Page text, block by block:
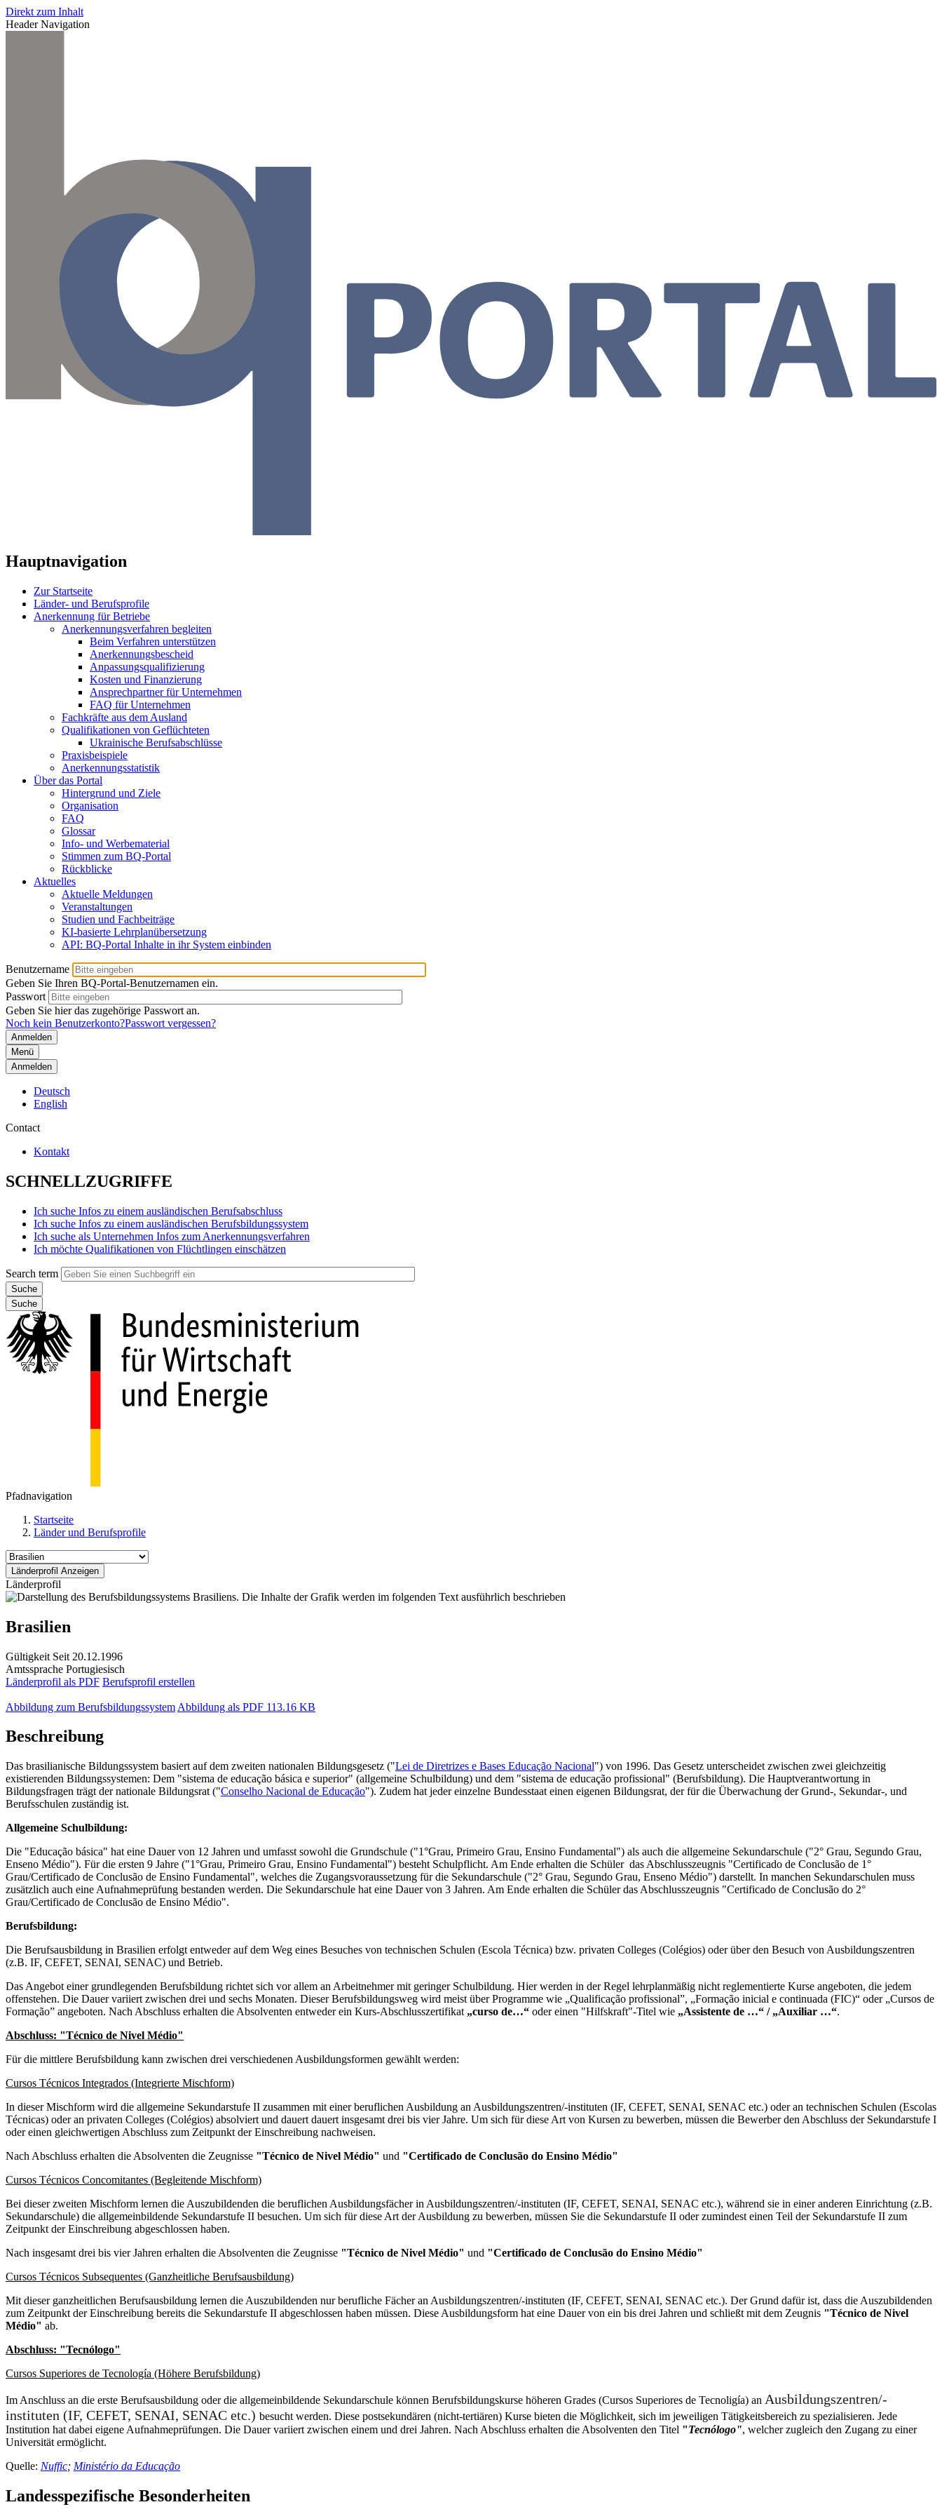
Direkt zum Inhalt
Header Navigation
Hauptnavigation
Zur Startseite
Länder- und Berufsprofile
Anerkennung für Betriebe
Anerkennungsverfahren begleiten
Beim Verfahren unterstützen
Anerkennungsbescheid
Anpassungsqualifizierung
Kosten und Finanzierung
Ansprechpartner für Unternehmen
FAQ für Unternehmen
Fachkräfte aus dem Ausland
Qualifikationen von Geflüchteten
Ukrainische Berufsabschlüsse
Praxisbeispiele
Anerkennungsstatistik
Über das Portal
Hintergrund und Ziele
Organisation
FAQ
Glossar
Info- und Werbematerial
Stimmen zum BQ-Portal
Rückblicke
Aktuelles
Aktuelle Meldungen
Veranstaltungen
Studien und Fachbeiträge
KI-basierte Lehrplanübersetzung
API: BQ-Portal Inhalte in ihr System einbinden
Benutzername
Geben Sie Ihren BQ-Portal-Benutzernamen ein.
Passwort
Geben Sie hier das zugehörige Passwort an.
Noch kein Benutzerkonto?Passwort vergessen?
Menü
Anmelden
Deutsch
English
Contact
Kontakt
SCHNELLZUGRIFFE
Ich suche Infos zu einem ausländischen Berufsabschluss
Ich suche Infos zu einem ausländischen Berufsbildungssystem
Ich suche als Unternehmen Infos zum Anerkennungsverfahren
Ich möchte Qualifikationen von Flüchtlingen einschätzen
Search term
Suche
Pfadnavigation
Startseite
Länder und Berufsprofile
Länderprofil
Brasilien
Gültigkeit Seit 20.12.1996
Amtssprache Portugiesisch
Länderprofil als PDF Berufsprofil erstellen
Abbildung zum Berufsbildungssystem Abbildung als PDF 113.16 KB
Beschreibung
Das brasilianische Bildungssystem basiert auf dem zweiten nationalen Bildungsgesetz ("Lei de Diretrizes e Bases Educação Nacional") von 1996. Das Gesetz unterscheidet zwischen zwei gleichzeitig
existierenden Bildungssystemen: Dem "sistema de educação básica e superior" (allgemeine Schulbildung) und dem "sistema de educação profissional" (Berufsbildung). Die Hauptverantwortung in
Bildungsfragen trägt der nationale Bildungsrat ("Conselho Nacional de Educação"). Zudem hat jeder einzelne Bundesstaat einen eigenen Bildungsrat, der für die Überwachung der Grund-, Sekundar-, und
Berufsschulen zuständig ist.
Allgemeine Schulbildung:
Die "Educação básica" hat eine Dauer von 12 Jahren und umfasst sowohl die Grundschule ("1°Grau, Primeiro Grau, Ensino Fundamental") als auch die allgemeine Sekundarschule ("2° Grau, Segundo Grau,
Enseno Médio"). Für die ersten 9 Jahre ("1°Grau, Primeiro Grau, Ensino Fundamental") besteht Schulpflicht. Am Ende erhalten die Schüler das Abschlusszeugnis "Certificado de Conclusão de 1°
Grau/Certificado de Conclusão de Ensino Fundamental", welches die Zugangsvoraussetzung für die Sekundarschule ("2° Grau, Segundo Grau, Enseno Médio") darstellt. In manchen Sekundarschulen muss
zusätzlich auch eine Aufnahmeprüfung bestanden werden. Die Sekundarschule hat eine Dauer von 3 Jahren. Am Ende erhalten die Schüler das Abschlusszeugnis "Certificado de Conclusão do 2°
Grau/Certificado de Conclusão de Ensino Médio".
Berufsbildung:
Die Berufsausbildung in Brasilien erfolgt entweder auf dem Weg eines Besuches von technischen Schulen (Escola Técnica) bzw. privaten Colleges (Colégios) oder über den Besuch von Ausbildungszentren
(z.B. IF, CEFET, SENAI, SENAC) und Betrieb.
Das Angebot einer grundlegenden Berufsbildung richtet sich vor allem an Arbeitnehmer mit geringer Schulbildung. Hier werden in der Regel lehrplanmäßig nicht reglementierte Kurse angeboten, die jedem
offenstehen. Die Dauer variiert zwischen drei und sechs Monaten. Dieser Berufsbildungsweg wird meist über Programme wie „Qualificação profissional”, „Formação inicial e continuada (FIC)“ oder „Cursos de
Formação” angeboten. Nach Abschluss erhalten die Absolventen entweder ein Kurs-Abschlusszertifikat „curso de…“ oder einen "Hilfskraft"-Titel wie „Assistente de …“ / „Auxiliar …“.
Abschluss: "Técnico de Nivel Médio"
Für die mittlere Berufsbildung kann zwischen drei verschiedenen Ausbildungsformen gewählt werden:
Cursos Técnicos Integrados (Integrierte Mischform)
In dieser Mischform wird die allgemeine Sekundarstufe II zusammen mit einer beruflichen Ausbildung an Ausbildungszentren/-instituten (IF, CEFET, SENAI, SENAC etc.) oder an technischen Schulen (Escolas
Técnicas) oder an privaten Colleges (Colégios) absolviert und dauert dauert insgesamt drei bis vier Jahre. Um sich für diese Art von Kursen zu bewerben, müssen die Bewerber den Abschluss der Sekundarstufe I
oder einen gleichwertigen Abschluss zum Zeitpunkt der Einschreibung nachweisen.
Nach Abschluss erhalten die Absolventen die Zeugnisse "Técnico de Nivel Médio" und "Certificado de Conclusão do Ensino Médio"
Cursos Técnicos Concomitantes (Begleitende Mischform)
Bei dieser zweiten Mischform lernen die Auszubildenden die beruflichen Ausbildungsfächer in Ausbildungszentren/-instituten (IF, CEFET, SENAI, SENAC etc.), während sie in einer anderen Einrichtung (z.B.
Sekundarschule) die allgemeinbildende Sekundarstufe II besuchen. Um sich für diese Art der Ausbildung zu bewerben, müssen Sie die Sekundarstufe II oder zumindest einen Teil der Sekundarstufe II zum
Zeitpunkt der Einschreibung abgeschlossen haben.
Nach insgesamt drei bis vier Jahren erhalten die Absolventen die Zeugnisse "Técnico de Nivel Médio" und "Certificado de Conclusão do Ensino Médio"
Cursos Técnicos Subsequentes (Ganzheitliche Berufsausbildung)
Mit dieser ganzheitlichen Berufsausbildung lernen die Auszubildenden nur berufliche Fächer an Ausbildungszentren/-instituten (IF, CEFET, SENAI, SENAC etc.). Der Grund dafür ist, dass die Auszubildenden
zum Zeitpunkt der Einschreibung bereits die Sekundarstufe II abgeschlossen haben müssen. Diese Ausbildungsform hat eine Dauer von ein bis drei Jahren und schließt mit dem Zeugnis "Técnico de Nivel
Médio" ab.
Abschluss: "Tecnólogo"
Cursos Superiores de Tecnología (Höhere Berufsbildung)
Im Anschluss an die erste Berufsausbildung oder die allgemeinbildende Sekundarschule können Berufsbildungskurse höheren Grades (Cursos Superiores de Tecnoligía) an Ausbildungszentren/-
instituten (IF, CEFET, SENAI, SENAC etc.) besucht werden. Diese postsekundären (nicht-tertiären) Kurse bieten die Möglichkeit, sich im jeweiligen Tätigkeitsbereich zu spezialisieren. Jede
Institution hat dabei eigene Aufnahmeprüfungen. Die Dauer variiert zwischen einem und drei Jahren. Nach Abschluss erhalten die Absolventen den Titel "Tecnólogo", welcher zugleich den Zugang zu einer
Universität ermöglicht.
Quelle: Nuffic; Ministério da Educação
Landesspezifische Besonderheiten